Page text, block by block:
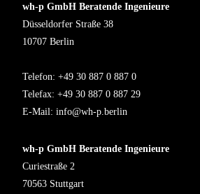
wh-p GmbH Beratende Ingenieure
Düsseldorfer Straße 38
10707 Berlin
Telefon: +49 30 887 0 887 0
Telefax: +49 30 887 0 887 29
E-Mail: info@wh-p.berlin
wh-p GmbH Beratende Ingenieure
Curiestraße 2
70563 Stuttgart